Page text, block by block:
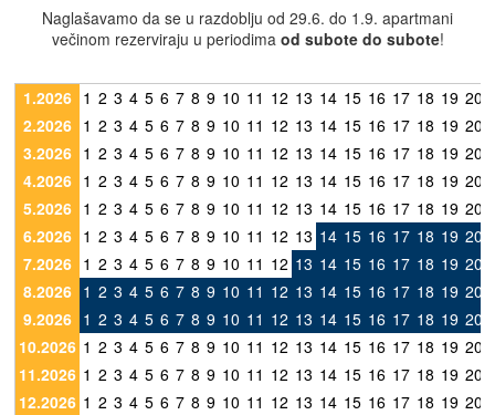
Naglašavamo da se u razdoblju od 29.6. do 1.9. apartmani
večinom rezerviraju u periodima od subote do subote!
1.2026 1 2 3 4 5 6 7 8 9 10 11 12 13 14 15 16 17 18 19 20
2.2026 1 2 3 4 5 6 7 8 9 10 11 12 13 14 15 16 17 18 19 20
3.2026 1 2 3 4 5 6 7 8 9 10 11 12 13 14 15 16 17 18 19 20
4.2026 1 2 3 4 5 6 7 8 9 10 11 12 13 14 15 16 17 18 19 20
5.2026 1 2 3 4 5 6 7 8 9 10 11 12 13 14 15 16 17 18 19 20
6.2026 1 2 3 4 5 6 7 8 9 10 11 12 13 14 15 16 17 18 19 20
7.2026 1 2 3 4 5 6 7 8 9 10 11 12 13 14 15 16 17 18 19 20
8.2026 1 2 3 4 5 6 7 8 9 10 11 12 13 14 15 16 17 18 19 20
9.2026 1 2 3 4 5 6 7 8 9 10 11 12 13 14 15 16 17 18 19 20
10.2026 1 2 3 4 5 6 7 8 9 10 11 12 13 14 15 16 17 18 19 20
11.2026 1 2 3 4 5 6 7 8 9 10 11 12 13 14 15 16 17 18 19 20
12.2026 1 2 3 4 5 6 7 8 9 10 11 12 13 14 15 16 17 18 19 20